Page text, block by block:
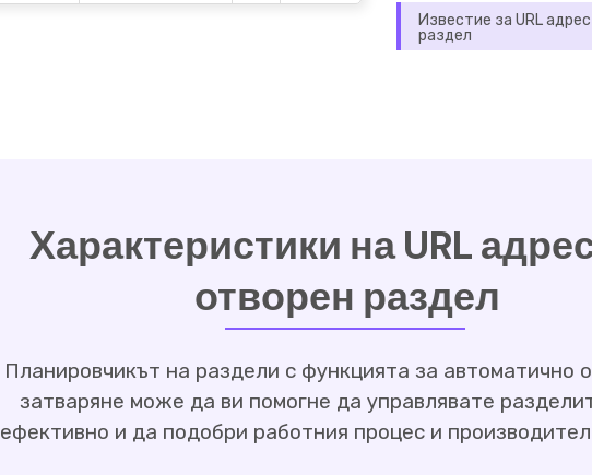
Известие за URL
раздел
Характеристики на URL
отворен раздел
Планировчикът на раздели с функцията за автоматично
затваряне може да ви помогне да управлявате
ефективно и да подобри работния процес и